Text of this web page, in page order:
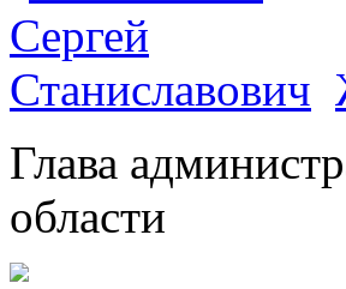
Глава
области